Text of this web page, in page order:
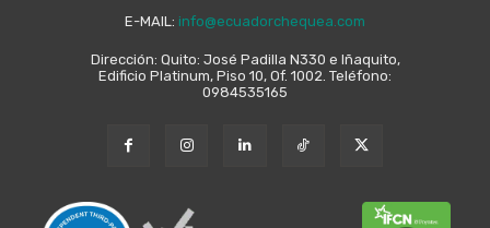
E-MAIL: info@ecuadorchequea.com
Dirección: Quito: José Padilla N330 e Iñaquito,
Edificio Platinum, Piso 10, Of. 1002. Teléfono:
0984535165